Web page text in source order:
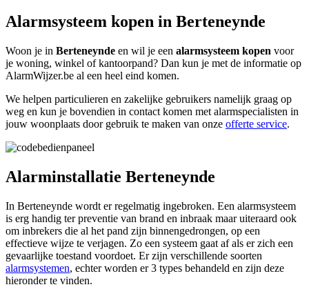
Alarmsysteem kopen in Berteneynde
Woon je in Berteneynde en wil je een alarmsysteem kopen voor
je woning, winkel of kantoorpand? Dan kun je met de informatie op
AlarmWijzer.be al een heel eind komen.
We helpen particulieren en zakelijke gebruikers namelijk graag op
weg en kun je bovendien in contact komen met alarmspecialisten in
jouw woonplaats door gebruik te maken van onze offerte service.
Alarminstallatie Berteneynde
In Berteneynde wordt er regelmatig ingebroken. Een alarmsysteem
is erg handig ter preventie van brand en inbraak maar uiteraard ook
om inbrekers die al het pand zijn binnengedrongen, op een
effectieve wijze te verjagen. Zo een systeem gaat af als er zich een
gevaarlijke toestand voordoet. Er zijn verschillende soorten
alarmsystemen, echter worden er 3 types behandeld en zijn deze
hieronder te vinden.